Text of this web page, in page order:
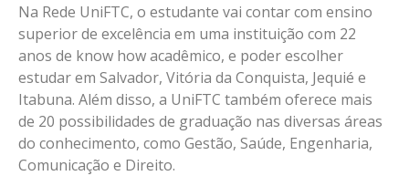
Na Rede UniFTC, o estudante vai contar com ensino
superior de excelência em uma instituição com 22
anos de know how acadêmico, e poder escolher
estudar em Salvador, Vitória da Conquista, Jequié e
Itabuna. Além disso, a UniFTC também oferece mais
de 20 possibilidades de graduação nas diversas áreas
do conhecimento, como Gestão, Saúde, Engenharia,
Comunicação e Direito.